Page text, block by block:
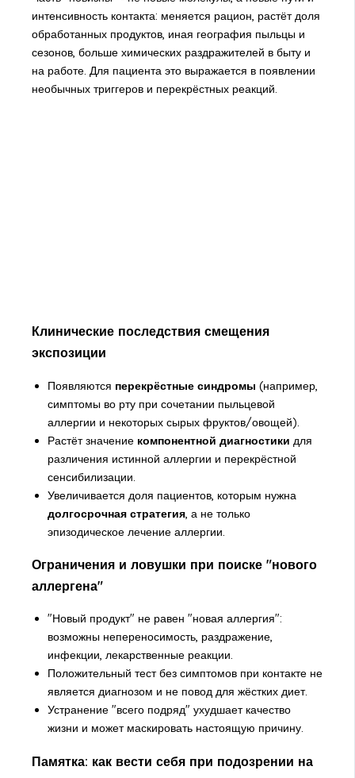
интенсивность контакта: меняется рацион, растёт доля
обработанных продуктов, иная география пыльцы и
сезонов, больше химических раздражителей в быту и
на работе. Для пациента это выражается в появлении
необычных триггеров и перекрёстных реакций.
Клинические последствия смещения
экспозиции
Появляются перекрёстные синдромы (например,
симптомы во рту при сочетании пыльцевой
аллергии и некоторых сырых фруктов/овощей).
Растёт значение компонентной диагностики для
различения истинной аллергии и перекрёстной
сенсибилизации.
Увеличивается доля пациентов, которым нужна
долгосрочная стратегия, а не только
эпизодическое лечение аллергии.
Ограничения и ловушки при поиске "нового
аллергена"
"Новый продукт" не равен "новая аллергия":
возможны непереносимость, раздражение,
инфекции, лекарственные реакции.
Положительный тест без симптомов при контакте не
является диагнозом и не повод для жёстких диет.
Устранение "всего подряд" ухудшает качество
жизни и может маскировать настоящую причину.
Памятка: как вести себя при подозрении на